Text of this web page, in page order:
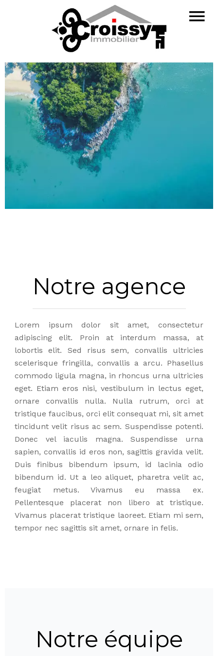
Notre agence
Lorem ipsum dolor sit amet, consectetur
adipiscing elit. Proin at interdum massa, at
lobortis elit. Sed risus sem, convallis ultricies
scelerisque fringilla, convallis a arcu. Phasellus
commodo ligula magna, in rhoncus urna ultricies
eget. Etiam eros nisi, vestibulum in lectus eget,
ornare convallis nulla. Nulla rutrum, orci at
tristique faucibus, orci elit consequat mi, sit amet
tincidunt velit risus ac sem. Suspendisse potenti.
Donec vel iaculis magna. Suspendisse urna
sapien, convallis id eros non, sagittis gravida velit.
Duis finibus bibendum ipsum, id lacinia odio
bibendum id. Ut a leo aliquet, pharetra velit ac,
feugiat metus. Vivamus eu massa ex.
Pellentesque placerat non libero at tristique.
Vivamus placerat tristique laoreet. Etiam mi sem,
tempor nec sagittis sit amet, ornare in felis.
Notre équipe